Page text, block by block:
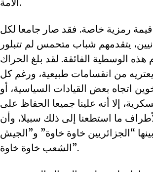
قيمة رمزية خاصة. فقد صار جامعا لكل
يتقدمهم شباب متحمس لم تتبلور
هذه الوسطية الفائقة. لقد بلغ الحراك
من انقسامات طبيعية، ورغم كل
اتجاه بعض القيادات السياسية، أو
إلا أنه علينا جميعا الحفاظ على
ما استطعنا إلى ذلك سبيلا، وأن
“الجزائريين خاوة خاوة” و”الجيش
الشعب خاوة خاوة”.